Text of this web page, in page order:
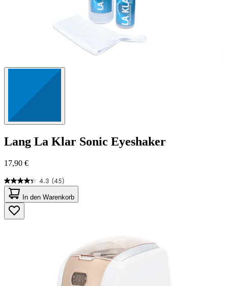
Lang La Klar Sonic Eyeshaker
17,90 €
4.3 (45)
4.3
von
5
Sternen.
45
In den Warenkorb